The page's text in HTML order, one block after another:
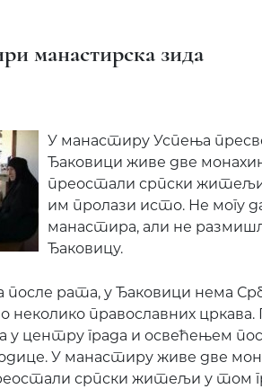
манастирска зида
У манастиру Успења
Ђаковици живе две
преостали српски житељи
им пролази исто. Не могу
манастира, али не
Ђаковицу.
после рата, у Ђаковици нема
неколико православних цркава.
у центру града и освећењем
У манастиру живе две
српски житељи у том